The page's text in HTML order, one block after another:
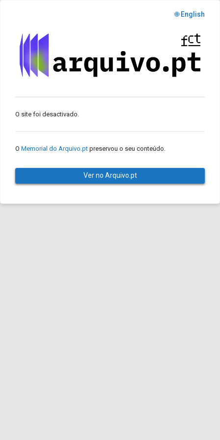
🌐 English
O site foi desactivado.
O Memorial do Arquivo.pt preservou o seu conteúdo.
Ver no Arquivo.pt